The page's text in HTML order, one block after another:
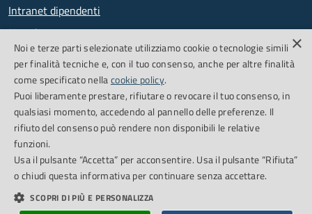
Intranet dipendenti
Newsletter
PagoPA
SEGUICI SU
FacebookFeed RSS
Cookie Policy
Credits
Dichiarazione di accessibilità
×
Noi e terze parti selezionate utilizziamo cookie o tecnologie simili
per finalità tecniche e, con il tuo consenso, anche per altre finalità
come specificato nellacookie policy.
Puoi liberamente prestare, rifiutare o revocare il tuo consenso, in
qualsiasi momento, accedendo al pannello delle preferenze. Il
rifiuto del consenso può rendere non disponibili le relative
funzioni.
Usa il pulsante “Accetta” per acconsentire. Usa il pulsante “Rifiuta”
o chiudi questa informativa per continuare senza accettare.
SCOPRI DI PIÙ E PERSONALIZZA